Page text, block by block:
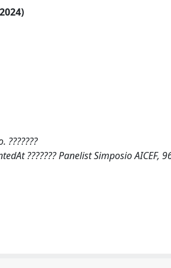
??????? Panelist Simposio AICEF,